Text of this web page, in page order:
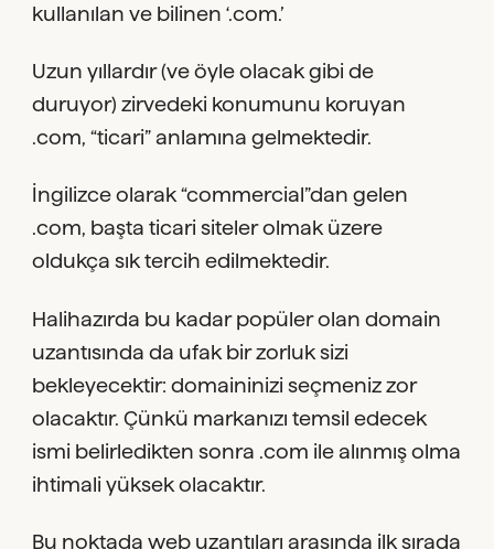
kullanılan ve bilinen ‘.com.’
Uzun yıllardır (ve öyle olacak gibi de
duruyor) zirvedeki konumunu koruyan
.com, “ticari” anlamına gelmektedir.
İngilizce olarak “commercial”dan gelen
.com, başta ticari siteler olmak üzere
oldukça sık tercih edilmektedir.
Halihazırda bu kadar popüler olan domain
uzantısında da ufak bir zorluk sizi
bekleyecektir: domaininizi seçmeniz zor
olacaktır. Çünkü markanızı temsil edecek
ismi belirledikten sonra .com ile alınmış olma
ihtimali yüksek olacaktır.
Bu noktada web uzantıları arasında ilk sırada